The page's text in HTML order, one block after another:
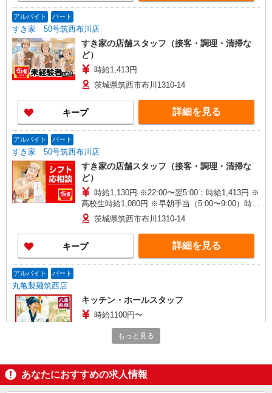
アルバイト パート
すき家 50号筑西布川店
すき家の店舗スタッフ（接客・調理・清掃な
ど）
時給1,413円
茨城県筑西市布川1310-14
キープ 詳細を見る
アルバイト パート
すき家 50号筑西布川店
すき家の店舗スタッフ（接客・調理・清掃な
ど）
時給1,130円 ※22:00〜翌5:00：時給1,413円 ※
高校生時給1,080円 ※早朝手当（5:00〜9:00）時給
＋150円
茨城県筑西市布川1310-14
キープ 詳細を見る
アルバイト パート
丸亀製麺筑西店
キッチン・ホールスタッフ
時給1100円〜
茨城県筑西市玉戸１０１８－４０
パート
もっと見る
あなたにおすすめの求人情報